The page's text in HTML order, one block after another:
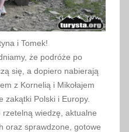
i Tomek!
że podróże po
się, a dopiero nabierają
z Kornelią i Mikołajem
zakątki Polski i Europy.
rzetelną wiedzę, aktualne
oraz sprawdzone, gotowe